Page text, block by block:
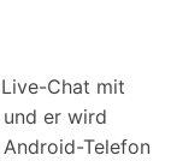
Chat mit
er wird
Telefon